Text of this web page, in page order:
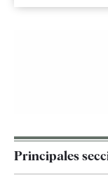
Principales